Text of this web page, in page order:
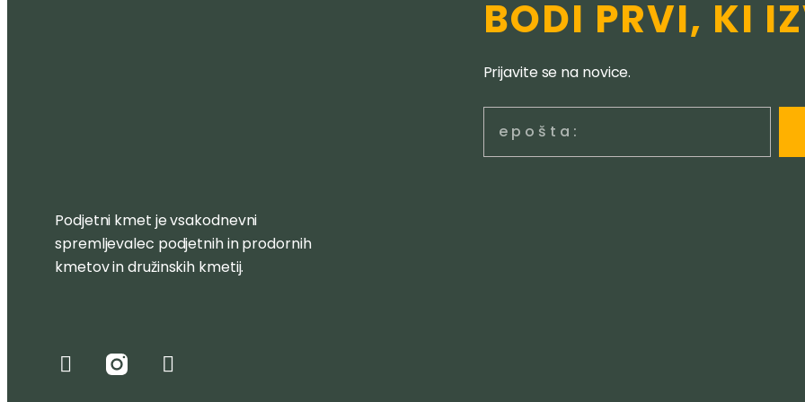
Podjetni kmet je vsakodnevni
spremljevalec podjetnih in prodornih
kmetov in družinskih kmetij.
BODI PRVI, KI
Prijavite se na novice.